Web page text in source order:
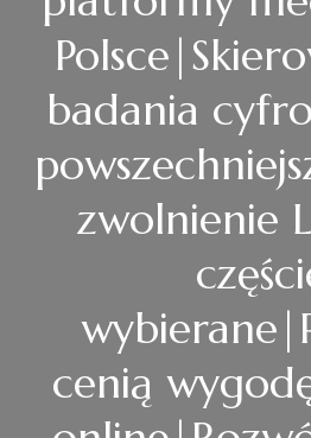
badania
zwolnienie
cenią